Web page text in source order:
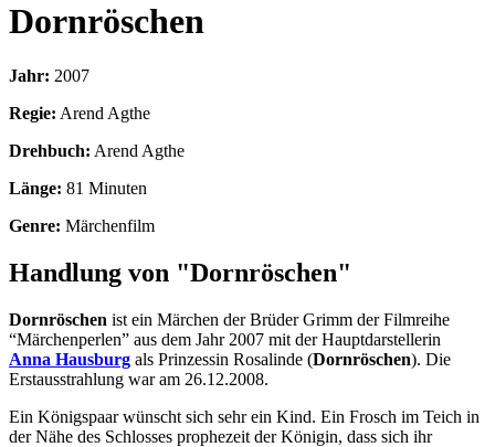
Dornröschen
Jahr: 2007
Regie: Arend Agthe
Drehbuch: Arend Agthe
Länge: 81 Minuten
Genre: Märchenfilm
Handlung von "Dornröschen"
Dornröschen ist ein Märchen der Brüder Grimm der Filmreihe
“Märchenperlen” aus dem Jahr 2007 mit der Hauptdarstellerin
Anna Hausburg als Prinzessin Rosalinde (Dornröschen). Die
Erstausstrahlung war am 26.12.2008.
Ein Königspaar wünscht sich sehr ein Kind. Ein Frosch im Teich in
der Nähe des Schlosses prophezeit der Königin, dass sich ihr